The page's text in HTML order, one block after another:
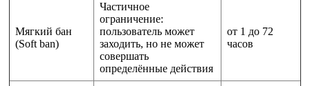
Мягкий бан
(Soft ban)
Частичное
ограничение:
пользователь может
заходить, но не может
совершать
определённые действия
от 1 до 72
часов